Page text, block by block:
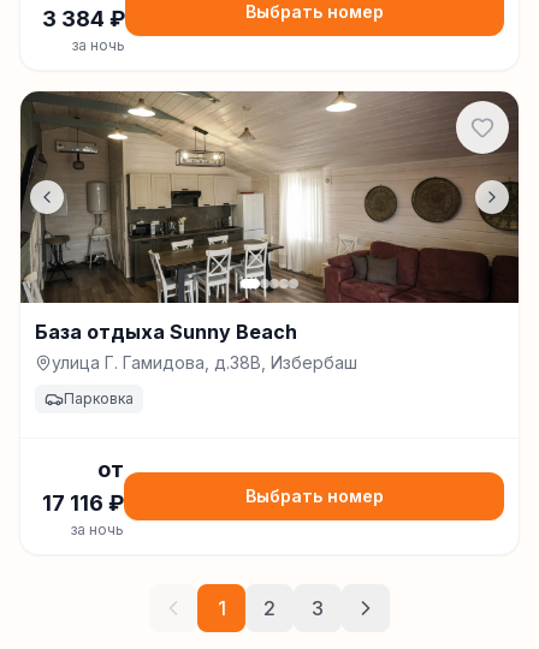
3 384 ₽
за ночь
Выбрать номер
База отдыха Sunny Beach
улица Г. Гамидова, д.38В, Избербаш
Парковка
от
17 116 ₽
за ночь
Выбрать номер
1 2 3